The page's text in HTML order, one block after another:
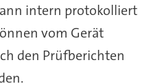
intern protokolliert
vom Gerät
den Prüfberichten